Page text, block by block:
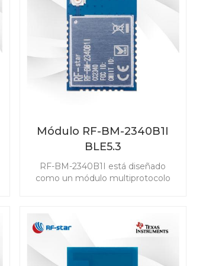
amplia gama de escenarios.
Módulo RF-BM-2340B1I
BLE5.3
RF-BM-2340B1I está diseñado
como un módulo multiprotocolo
con Bluetooth 5.3 Low Energy,
ZigBee 3.0, SimpleLinkTM TI 15.4-
stack y sistema propietario.